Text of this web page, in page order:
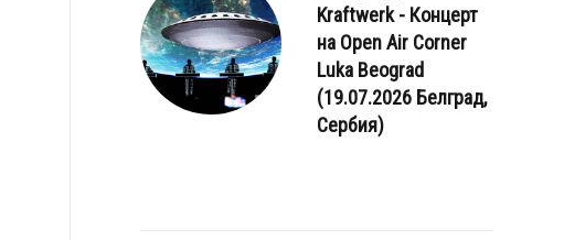
Kraftwerk - Концерт
на Open Air Corner
Luka Beograd
(19.07.2026 Белград,
Сербия)